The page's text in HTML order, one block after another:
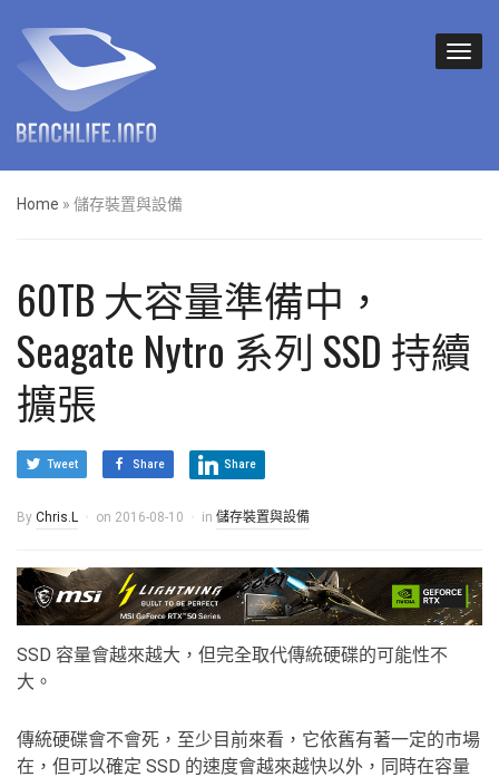
Home » 儲存裝置與設備
60TB 大容量準備中，
Seagate Nytro 系列 SSD 持續
擴張
Tweet Share Share
By Chris.L on 2016-08-10 in 儲存裝置與設備
SSD 容量會越來越大，但完全取代傳統硬碟的可能性不
大。
傳統硬碟會不會死，至少目前來看，它依舊有著一定的市場
在，但可以確定 SSD 的速度會越來越快以外，同時在容量